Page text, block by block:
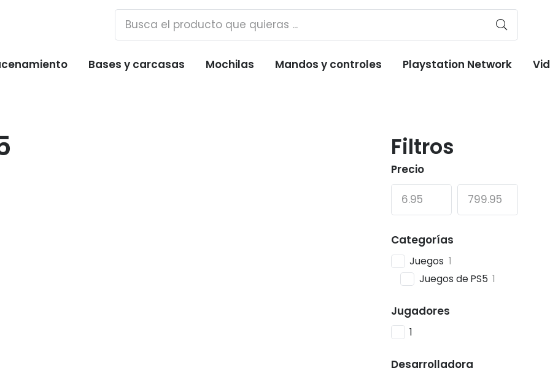
Bases y carcasas Mochilas Mandos y controles Playstation Network
Filtros
Precio
Categorías
Juegos 1
Juegos de PS5 1
Jugadores
1
Desarrolladora